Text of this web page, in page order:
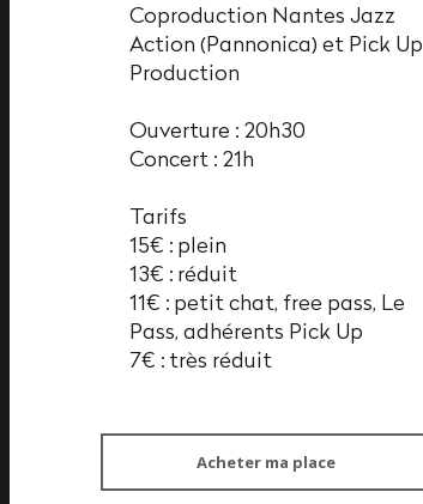
Coproduction Nantes Jazz
Action (Pannonica) et Pick Up
Production
Ouverture : 20h30
Concert : 21h
Tarifs
15€ : plein
13€ : réduit
11€ : petit chat, free pass, Le
Pass, adhérents Pick Up
7€ : très réduit
Acheter ma place